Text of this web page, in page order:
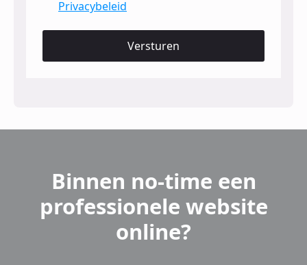
Privacybeleid
Versturen
Binnen no-time een
professionele website
online?